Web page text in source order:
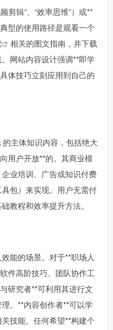
剪辑”、“效率思维”）或**
型的使用路径是观看一个
相关的图文指南，并下载
网站内容设计强调**即学
体技巧立刻应用到自己的
主体知识内容，包括绝大
用户开放**的。其商业模
业培训、广告或知识付费
包）来实现。用户无需付
教程和效率提升方法。
能的场景。对于**职场人
件高阶技巧、团队协作工
研究者**可利用其进行文
。**内容创作者**可以学
技能。任何希望**构建个